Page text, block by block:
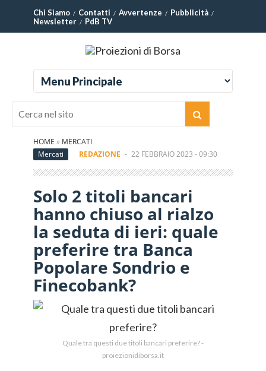
Chi Siamo Contatti Avvertenze
Pubblicità
Newsletter
PdB TV
HOME » MERCATI
Mercati
REDAZIONE - 22 FEBBRAIO 2023 - 09:30
Solo 2 titoli bancari
hanno chiuso al rialzo
la seduta di ieri: quale
preferire tra Banca
Popolare Sondrio e
Finecobank?
Quale tra questi due titoli bancari preferire? -
proiezionidiborsa.it